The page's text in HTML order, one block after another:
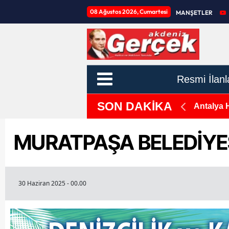
08 Ağustos 2026, Cumartesi MANŞETLER
Resmi
SON DAKİKA Antalya
MURATPAŞA
30 Haziran 2025 - 00.00